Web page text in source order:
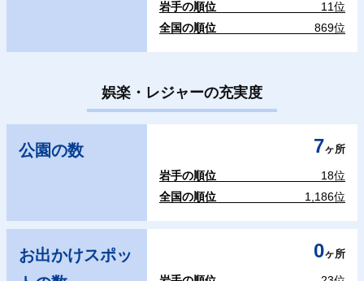
岩手の順位
11位
全国の順位
869位
娯楽・レジャーの充実度
公園の数 7ヶ所
岩手の順位
18位
全国の順位
1,186位
お出かけスポッ
0ヶ所